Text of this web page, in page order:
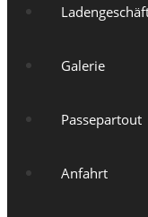
Galerie
Passepartout
Anfahrt